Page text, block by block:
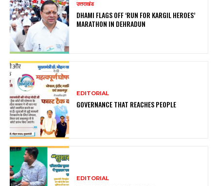
उत्तराखंड
DHAMI FLAGS OFF ‘RUN FOR KARGIL HEROES’
MARATHON IN DEHRADUN
EDITORIAL
GOVERNANCE THAT REACHES PEOPLE
EDITORIAL